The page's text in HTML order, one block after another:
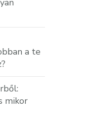
a te
mikor